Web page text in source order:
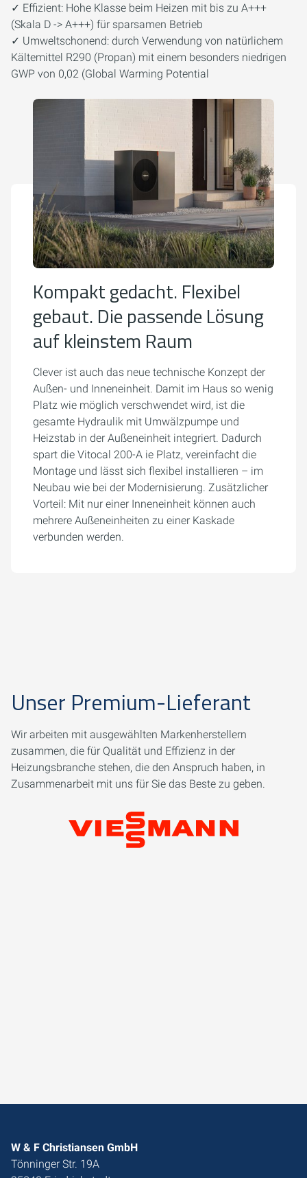
✓ Effizient: Hohe Klasse beim Heizen mit bis zu A+++
(Skala D -> A+++) für sparsamen Betrieb
✓ Umweltschonend: durch Verwendung von natürlichem
Kältemittel R290 (Propan) mit einem besonders niedrigen
GWP von 0,02 (Global Warming Potential
Kompakt gedacht. Flexibel
gebaut. Die passende Lösung
auf kleinstem Raum
Clever ist auch das neue technische Konzept der
Außen- und Inneneinheit. Damit im Haus so wenig
Platz wie möglich verschwendet wird, ist die
gesamte Hydraulik mit Umwälzpumpe und
Heizstab in der Außeneinheit integriert. Dadurch
spart die Vitocal 200-A ie Platz, vereinfacht die
Montage und lässt sich flexibel installieren – im
Neubau wie bei der Modernisierung. Zusätzlicher
Vorteil: Mit nur einer Inneneinheit können auch
mehrere Außeneinheiten zu einer Kaskade
verbunden werden.
Unser Premium-Lieferant
Wir arbeiten mit ausgewählten Markenherstellern
zusammen, die für Qualität und Effizienz in der
Heizungsbranche stehen, die den Anspruch haben, in
Zusammenarbeit mit uns für Sie das Beste zu geben.
W & F Christiansen GmbH
Tönninger Str. 19A